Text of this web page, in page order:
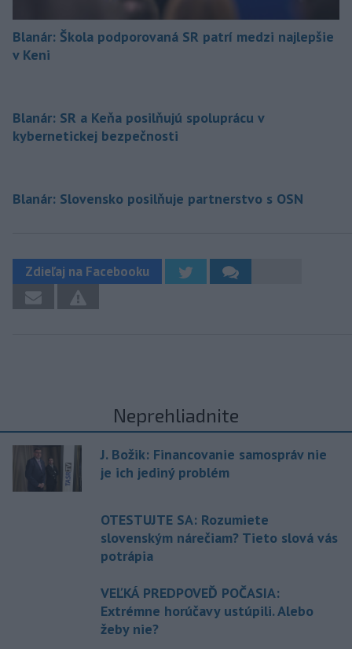
Blanár: Škola podporovaná SR patrí medzi najlepšie
v Keni
Blanár: SR a Keňa posilňujú spoluprácu v
kybernetickej bezpečnosti
Blanár: Slovensko posilňuje partnerstvo s OSN
Zdieľaj na Facebooku
Neprehliadnite
J. Božik: Financovanie samospráv nie
je ich jediný problém
OTESTUJTE SA: Rozumiete
slovenským nárečiam? Tieto slová vás
potrápia
VEĽKÁ PREDPOVEĎ POČASIA:
Extrémne horúčavy ustúpili. Alebo
žeby nie?